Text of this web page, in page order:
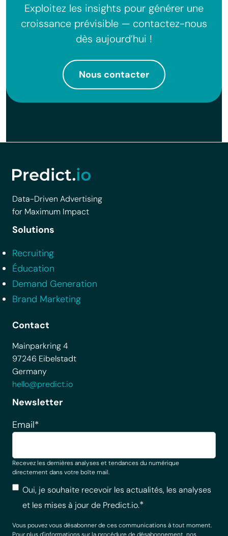
Exploitez les insights pour générer une
croissance prévisible — contactez-nous
dès aujourd’hui !
Nous contacter
Data-Driven Advertising
for Maximum Impact
Solutions
Recruiting
Éducation
Demand Generation
Brand Marketing
Contact
Mainparkring 4
97246 Eibelstadt
Germany
hello@predict.io
Newsletter
Email*
Recevez les dernières analyses et tendances du numérique
directement dans votre boîte mail.
Oui, je souhaite recevoir les actualités, les analyses
et les mises à jour de Predict.io.*
Vous pouvez vous désabonner de ces communications à tout moment.
Pour plus d'informations sur la procédure de désabonnement, nos